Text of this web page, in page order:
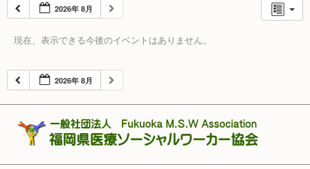
2026年 8月
現在、表示できる今後のイベントはありません。
2026年 8月